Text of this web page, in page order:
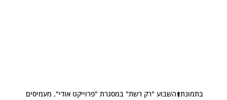
בתמונת⬆️השבוע "רק רשת" במסגרת "פרוייקט אודי", מעמיסים